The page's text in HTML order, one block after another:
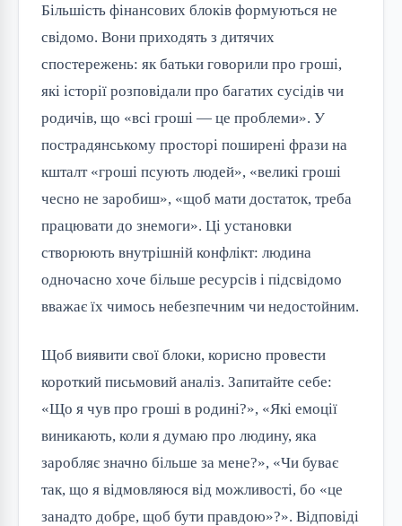
Більшість фінансових блоків формуються не
свідомо. Вони приходять з дитячих
спостережень: як батьки говорили про гроші,
які історії розповідали про багатих сусідів чи
родичів, що «всі гроші — це проблеми». У
пострадянському просторі поширені фрази на
кшталт «гроші псують людей», «великі гроші
чесно не заробиш», «щоб мати достаток, треба
працювати до знемоги». Ці установки
створюють внутрішній конфлікт: людина
одночасно хоче більше ресурсів і підсвідомо
вважає їх чимось небезпечним чи недостойним.
Щоб виявити свої блоки, корисно провести
короткий письмовий аналіз. Запитайте себе:
«Що я чув про гроші в родині?», «Які емоції
виникають, коли я думаю про людину, яка
заробляє значно більше за мене?», «Чи буває
так, що я відмовляюся від можливості, бо «це
занадто добре, щоб бути правдою»?». Відповіді